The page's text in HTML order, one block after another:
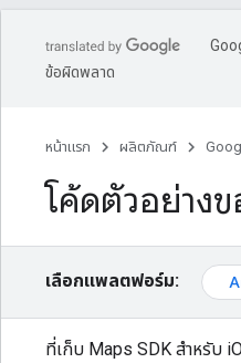
ข้อผิดพลาด
หน้าแรก ผลิตภัณฑ์
โค้ดตัวอย่าง
เลือกแพลตฟอร์ม:
ที่เก็บ Maps SDK สำหรับ